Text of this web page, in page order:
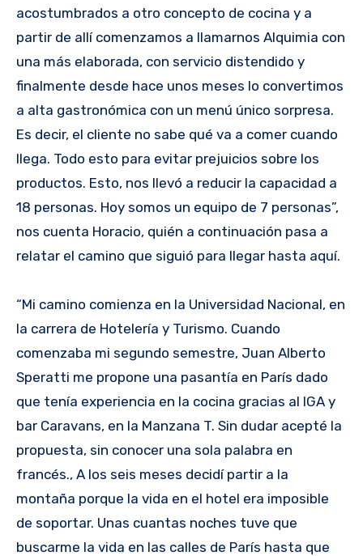
acostumbrados a otro concepto de cocina y a
partir de allí comenzamos a llamarnos Alquimia con
una más elaborada, con servicio distendido y
finalmente desde hace unos meses lo convertimos
a alta gastronómica con un menú único sorpresa.
Es decir, el cliente no sabe qué va a comer cuando
llega. Todo esto para evitar prejuicios sobre los
productos. Esto, nos llevó a reducir la capacidad a
18 personas. Hoy somos un equipo de 7 personas”,
nos cuenta Horacio, quién a continuación pasa a
relatar el camino que siguió para llegar hasta aquí.
“Mi camino comienza en la Universidad Nacional, en
la carrera de Hotelería y Turismo. Cuando
comenzaba mi segundo semestre, Juan Alberto
Speratti me propone una pasantía en París dado
que tenía experiencia en la cocina gracias al IGA y
bar Caravans, en la Manzana T. Sin dudar acepté la
propuesta, sin conocer una sola palabra en
francés., A los seis meses decidí partir a la
montaña porque la vida en el hotel era imposible
de soportar. Unas cuantas noches tuve que
buscarme la vida en las calles de París hasta que